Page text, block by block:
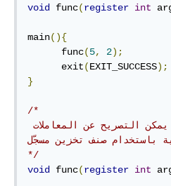
void func(register int
main(){
      func
(5, 2);
      exit
(EXIT_SUCCESS);
}
/*
باستخدام صنف تخزين مسجّل
*/
void
func(register int